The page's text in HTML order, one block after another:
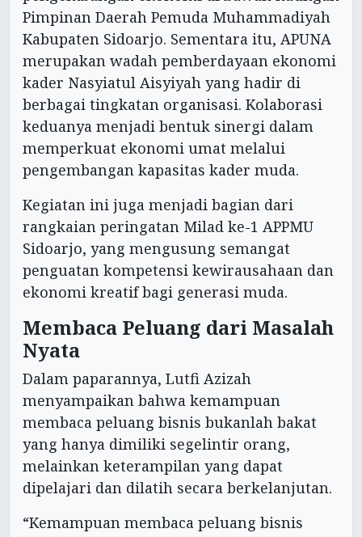
Pimpinan Daerah Pemuda Muhammadiyah
Kabupaten Sidoarjo. Sementara itu, APUNA
merupakan wadah pemberdayaan ekonomi
kader Nasyiatul Aisyiyah yang hadir di
berbagai tingkatan organisasi. Kolaborasi
keduanya menjadi bentuk sinergi dalam
memperkuat ekonomi umat melalui
pengembangan kapasitas kader muda.
Kegiatan ini juga menjadi bagian dari
rangkaian peringatan Milad ke-1 APPMU
Sidoarjo, yang mengusung semangat
penguatan kompetensi kewirausahaan dan
ekonomi kreatif bagi generasi muda.
Membaca Peluang dari Masalah
Nyata
Dalam paparannya, Lutfi Azizah
menyampaikan bahwa kemampuan
membaca peluang bisnis bukanlah bakat
yang hanya dimiliki segelintir orang,
melainkan keterampilan yang dapat
dipelajari dan dilatih secara berkelanjutan.
“Kemampuan membaca peluang bisnis